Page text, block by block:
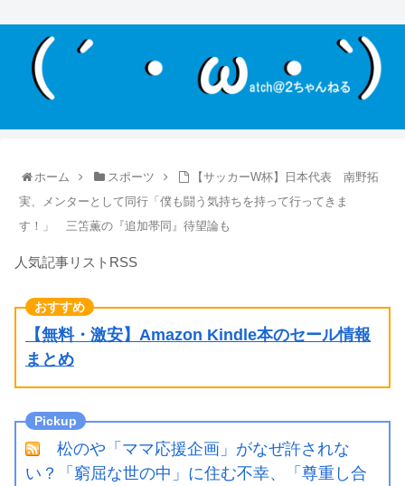
ホーム スポーツ
【サッカーW杯】日本代表 南野拓
実、メンターとして同行「僕も闘う気持ちを持って行ってきま
す！」 三笘薫の『追加帯同』待望論も
人気記事リストRSS
【無料・激安】Amazon Kindle本のセール情報
まとめ
松のや「ママ応援企画」がなぜ許されな
い？「窮屈な世の中」に住む不幸、「尊重し合